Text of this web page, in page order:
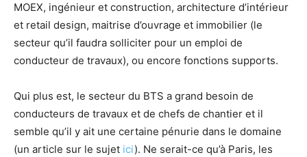
MOEX, ingénieur et construction, architecture d’intérieur
et retail design, maitrise d’ouvrage et immobilier (le
secteur qu’il faudra solliciter pour un emploi de
conducteur de travaux), ou encore fonctions supports.
Qui plus est, le secteur du BTS a grand besoin de
conducteurs de travaux et de chefs de chantier et il
semble qu’il y ait une certaine pénurie dans le domaine
(un article sur le sujet ici). Ne serait-ce qu’à Paris, les